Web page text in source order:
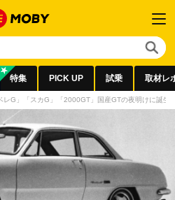
特集 PICK UP 試乗 取材レ
レG」「スカG」「2000GT」国産GTの夜明けに誕生